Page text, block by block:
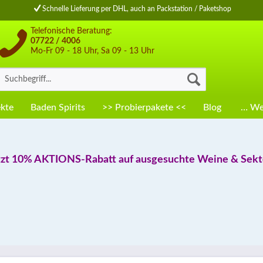
Schnelle Lieferung per DHL, auch an Packstation / Paketshop
Telefonische Beratung:
07722 / 4006
Mo-Fr 09 - 18 Uhr, Sa 09 - 13 Uhr
Baden Spirits >> Probierpakete << Blog …
10% AKTIONS-Rabatt auf ausgesuchte Weine &